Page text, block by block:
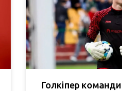
Голкіпер